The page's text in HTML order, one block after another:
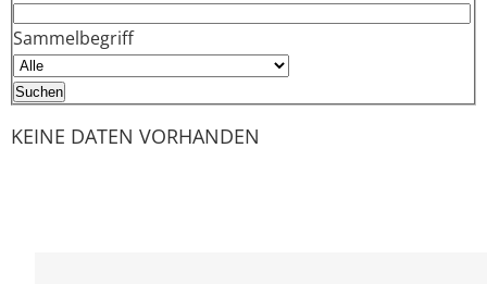
Sammelbegriff
KEINE DATEN VORHANDEN